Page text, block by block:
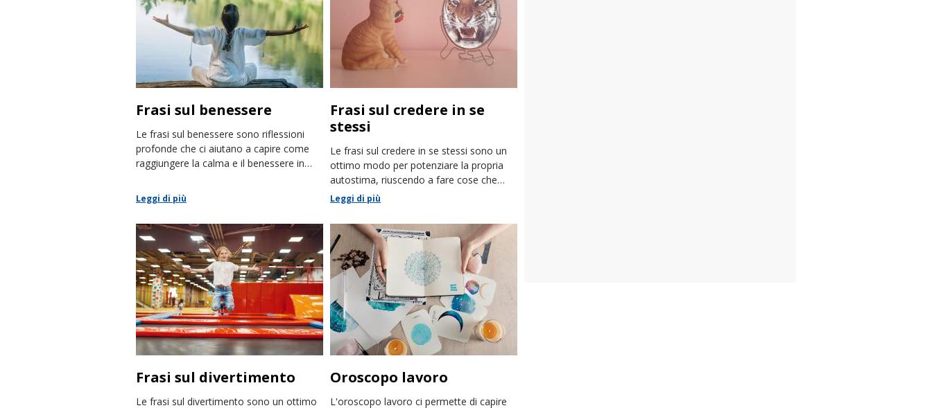
Frasi sul benessere
Le frasi sul benessere sono riflessioni
profonde che ci aiutano a capire come
raggiungere la calma e il benessere in
Leggi di più
Frasi sul credere in se
stessi
Le frasi sul credere in se stessi sono un
ottimo modo per potenziare la propria
autostima, riuscendo a fare cose che
pensavamo impossibili.
Leggi di più
Frasi sul divertimento
Le frasi sul divertimento sono un ottimo
Oroscopo lavoro
L'oroscopo lavoro ci permette di capire